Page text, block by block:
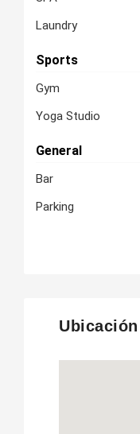
Laundry
Sports
Gym
Yoga Studio
General
Bar
Parking
Ubicación